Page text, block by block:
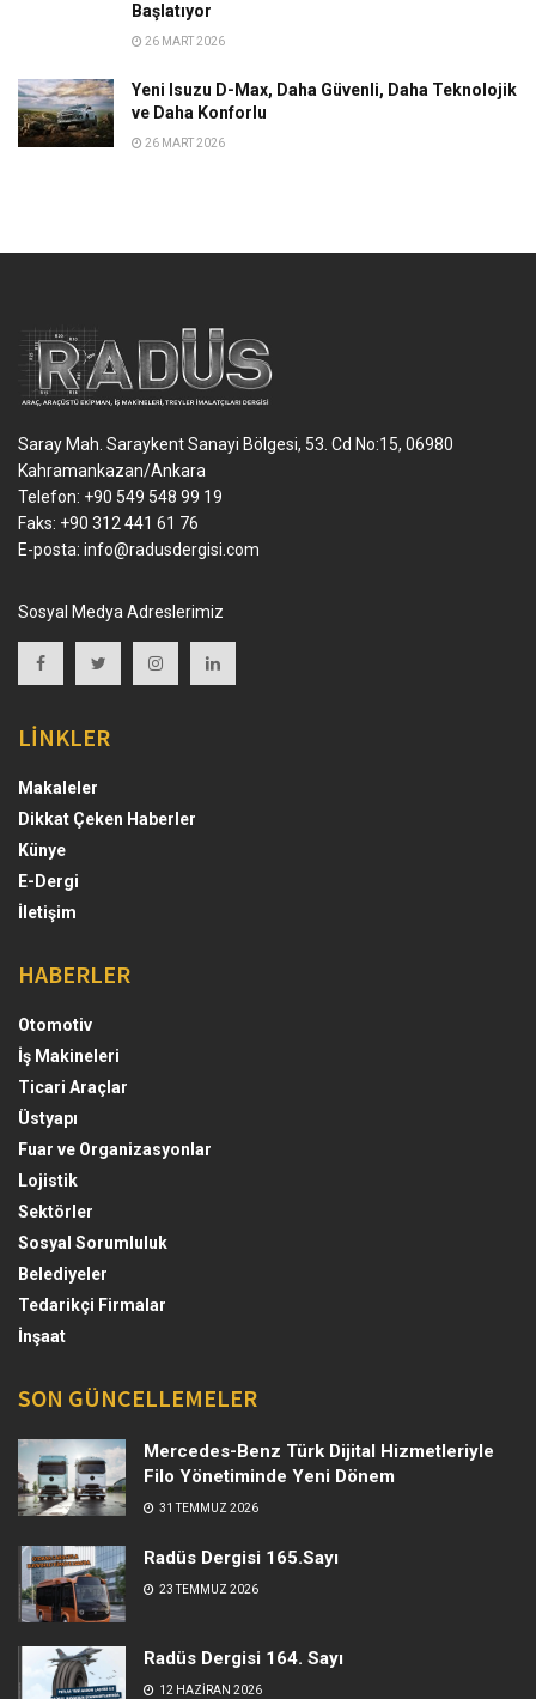
Başlatıyor
26 MART 2026
Yeni Isuzu D-Max, Daha Güvenli, Daha Teknolojik
ve Daha Konforlu
26 MART 2026
Saray Mah. Saraykent Sanayi Bölgesi, 53. Cd No:15, 06980
Kahramankazan/Ankara
Telefon: +90 549 548 99 19
Faks: +90 312 441 61 76
E-posta: info@radusdergisi.com
Sosyal Medya Adreslerimiz
LİNKLER
Makaleler
Dikkat Çeken Haberler
Künye
E-Dergi
İletişim
HABERLER
Otomotiv
İş Makineleri
Ticari Araçlar
Üstyapı
Fuar ve Organizasyonlar
Lojistik
Sektörler
Sosyal Sorumluluk
Belediyeler
Tedarikçi Firmalar
İnşaat
SON GÜNCELLEMELER
Mercedes-Benz Türk Dijital Hizmetleriyle
Filo Yönetiminde Yeni Dönem
31 TEMMUZ 2026
Radüs Dergisi 165.Sayı
23 TEMMUZ 2026
Radüs Dergisi 164. Sayı
12 HAZIRAN 2026